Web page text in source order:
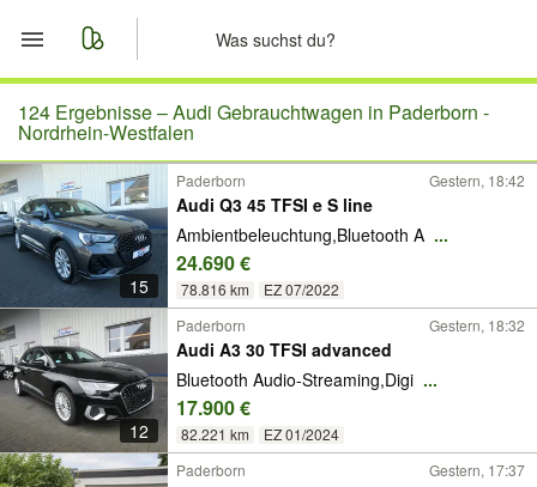
Start
Merkliste
Nachrichten
Anzeige aufgeben
124 Ergebnisse –Audi Gebrauchtwagen in Paderborn -
Nordrhein-Westfalen
15
Paderborn Gestern, 18:42
Audi Q3 45 TFSI e S line
Ambientbeleuchtung,Bluetooth A ...
24.690 €
78.816 km EZ 07/2022
12
Paderborn Gestern, 18:32
Audi A3 30 TFSI advanced
Bluetooth Audio-Streaming,Digi ...
17.900 €
82.221 km EZ 01/2024
Paderborn Gestern, 17:37